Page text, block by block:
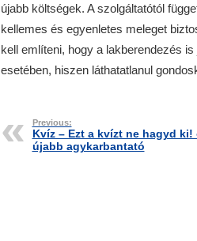
újabb költségek. A szolgáltatótól
kellemes és egyenletes meleget
kell említeni, hogy a lakberendezés
esetében, hiszen láthatatlanul
Previous:
Kvíz – Ezt a kvízt ne hagyd ki!
újabb agykarbantató